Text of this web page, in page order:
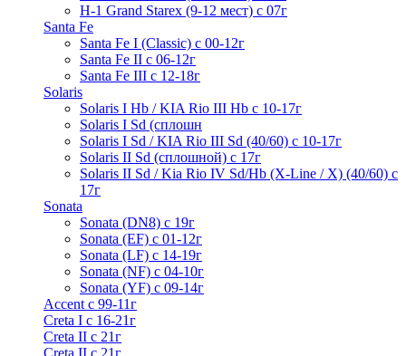
H-1 Grand Starex (9-12 мест) с 07г
Santa Fe
Santa Fe I (Classic) с 00-12г
Santa Fe II с 06-12г
Santa Fe III c 12-18г
Solaris
Solaris I Hb / KIA Rio III Hb с 10-17г
Solaris I Sd (сплошн
Solaris I Sd / KIA Rio III Sd (40/60) с 10-17г
Solaris II Sd (сплошной) с 17г
Solaris II Sd / Kia Rio IV Sd/Hb (X-Line / X) (40/60) с
17г
Sonata
Sonata (DN8) с 19г
Sonata (EF) с 01-12г
Sonata (LF) с 14-19г
Sonata (NF) с 04-10г
Sonata (YF) с 09-14г
Accent с 99-11г
Creta I с 16-21г
Creta II с 21г
Creta II с 21г